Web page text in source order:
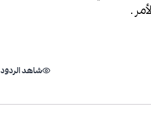
.
شاهد الردود